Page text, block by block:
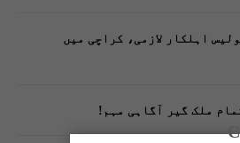
اہلکار لازمی، کراچی میں
ملک گیر آگاہی مہم!